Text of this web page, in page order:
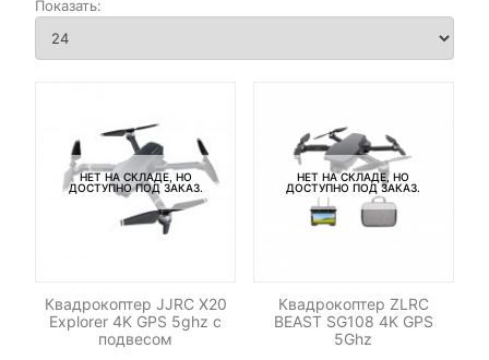
НЕТ НА СКЛАДЕ, НО
ДОСТУПНО ПОД ЗАКАЗ.
Квадрокоптер JJRC X20
Explorer 4K GPS 5ghz с
подвесом
НЕТ НА СКЛАДЕ, НО
ДОСТУПНО ПОД ЗАКАЗ.
Квадрокоптер ZLRC
BEAST SG108 4K GPS
5Ghz